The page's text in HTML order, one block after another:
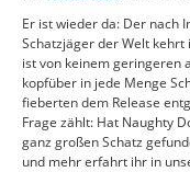
Er ist wieder da: Der nach
Schatzjäger der Welt
ist von keinem geringeren
kopfüber in jede Menge
fieberten dem Release
Frage zählt: Hat Naughty
ganz großen Schatz
und mehr erfahrt ihr in